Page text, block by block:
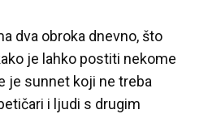
dva obroka dnevno, što
je lahko postiti nekome
je sunnet koji ne treba
i ljudi s drugim